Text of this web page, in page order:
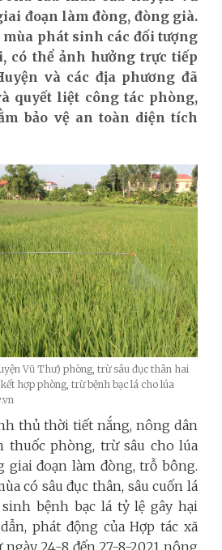
đoạn làm đòng, đòng già.
phát sinh các đối tượng
có thể ảnh hưởng trực tiếp
và các địa phương đã
quyết liệt công tác phòng,
bảo vệ an toàn diện tích
Vũ Thư) phòng, trừ sâu đục thân hai
hợp phòng, trừ bệnh bạc lá cho lúa
thủ thời tiết nắng, nông dân
thuốc phòng, trừ sâu cho lúa
giai đoạn làm đòng, trỗ bông.
có sâu đục thân, sâu cuốn lá
bệnh bạc lá tỷ lệ gây hại
phát động của Hợp tác xã
24-8 đến 27-8-2021 nông